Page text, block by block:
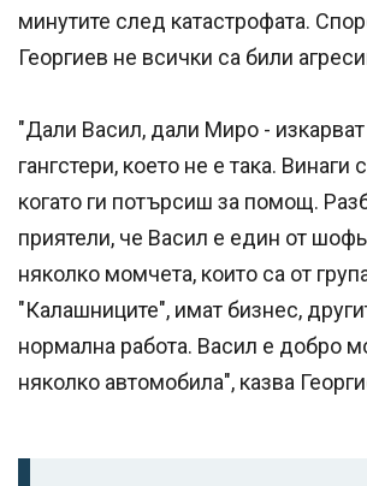
минутите след катастрофата.
Георгиев не всички са били
"Дали Васил, дали Миро - изкарват
гангстери, което не е така. Винаги
когато ги потърсиш за помощ.
приятели, че Васил е един от
няколко момчета, които са от
"Калашниците", имат бизнес,
нормална работа. Васил е добро
няколко автомобила", казва